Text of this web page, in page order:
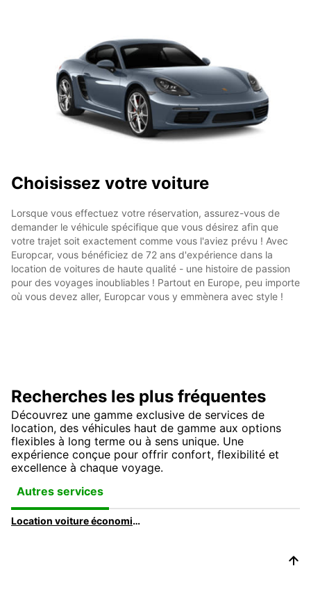
Choisissez votre voiture
Lorsque vous effectuez votre réservation, assurez-vous de
demander le véhicule spécifique que vous désirez afin que
votre trajet soit exactement comme vous l'aviez prévu ! Avec
Europcar, vous bénéficiez de 72 ans d'expérience dans la
location de voitures de haute qualité - une histoire de passion
pour des voyages inoubliables ! Partout en Europe, peu importe
où vous devez aller, Europcar vous y emmènera avec style !
Recherches les plus fréquentes
Découvrez une gamme exclusive de services de
location, des véhicules haut de gamme aux options
flexibles à long terme ou à sens unique. Une
expérience conçue pour offrir confort, flexibilité et
excellence à chaque voyage.
Autres services
Location voiture économique | Voitures à bas prix avec Europcar